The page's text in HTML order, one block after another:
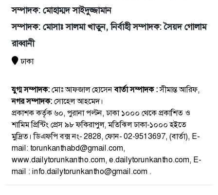
সম্পাদক: মোহাম্মদ সাইদুজ্জামান
সম্পাদক: মোসাঃ সালমা খাতুন, নির্বাহী সম্পাদক: সৈয়দ গোলাম
রাব্বানী
ঢাকা
যুগ্ম সম্পাদক:মোঃ আফজাল হোসেনবার্তা সম্পাদক :সীমান্ত আরিফ,
নগর সম্পাদক:সোহেল আহমেদ।
প্রকাশক কর্তৃক ৬০, পুরানা পল্টন, ঢাকা ১০০০ থেকে প্রকাশিত ও
শামিম প্রিন্টিং প্রেস ৯৮ ফকিরাপুল, মতিঝিল ঢাকা-১০০০ হইতে
মুদ্রিত। ডিএফপি বক্স নং- 2828, ফোন- 02-9513697, (বার্তা), E-
mail: torunkanthabd@gmail.com,
www.dailytorunkantho.com, e.dailytorunkantho.com, E-
mail : info.dailytorunkantho@gmail.com .